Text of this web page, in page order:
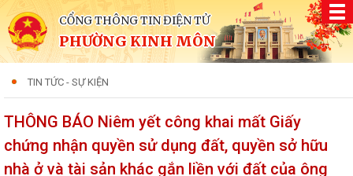
CỔNG THÔNG TIN ĐIỆN TỬ
PHƯỜNG KINH MÔN
TIN TỨC - SỰ KIỆN
THÔNG BÁO Niêm yết công khai mất Giấy
chứng nhận quyền sử dụng đất, quyền sở hữu
nhà ở và tài sản khác gắn liền với đất của ông